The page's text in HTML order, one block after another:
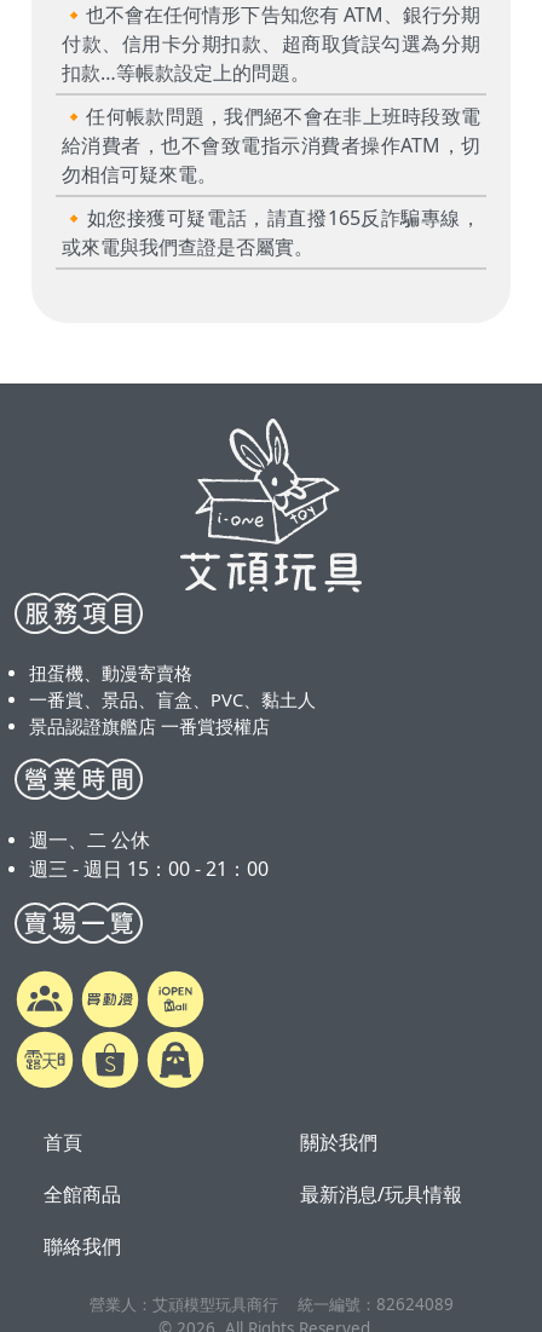
🔸也不會在任何情形下告知您有 ATM、銀行分期
付款、信用卡分期扣款、超商取貨誤勾選為分期
扣款…等帳款設定上的問題。
🔸任何帳款問題，我們絕不會在非上班時段致電
給消費者，也不會致電指示消費者操作ATM，切
勿相信可疑來電。
🔸如您接獲可疑電話，請直撥165反詐騙專線，
或來電與我們查證是否屬實。
扭蛋機、動漫寄賣格
一番賞、景品、盲盒、PVC、黏土人
景品認證旗艦店 一番賞授權店
週一、二 公休
週三 - 週日 15：00 - 21：00
首頁
關於我們
全館商品
最新消息/玩具情報
聯絡我們
營業人： 艾頑模型玩具商行 統一編號： 82624089